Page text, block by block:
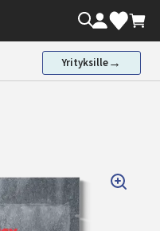
Oma tili
Yrityksille→